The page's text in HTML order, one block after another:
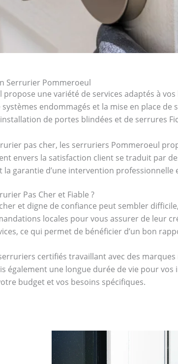
Serrurier Pommeroeul
une variété de services adaptés à
endommagés et la mise en place
de portes blindées et de serrures
pas cher, les serruriers Pommeroeul
envers la satisfaction client se traduit par
garantie d’une intervention professionnelle
Pas Cher et Fiable ?
et digne de confiance peut sembler
locales pour vous assurer de leur
ce qui permet de bénéficier d’un bon
certifiés travaillant avec des
également une longue durée de vie pour
budget et vos besoins spécifiques.